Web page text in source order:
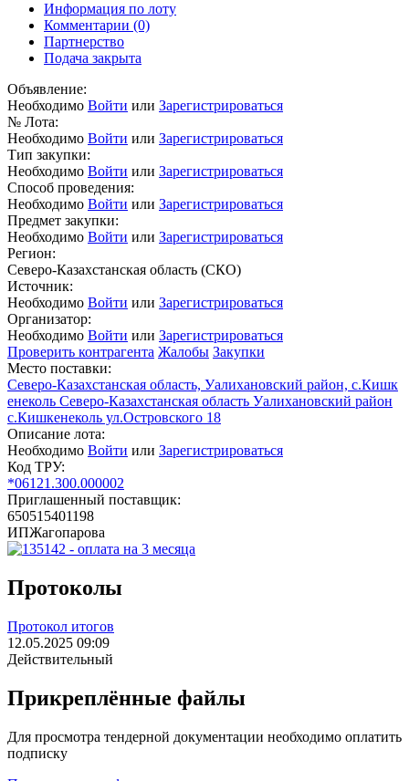
Информация по лоту
Комментарии (0)
Партнерство
Подача закрыта
Объявление:
Необходимо Войти или Зарегистрироваться
№ Лота:
Необходимо Войти или Зарегистрироваться
Тип закупки:
Необходимо Войти или Зарегистрироваться
Способ проведения:
Необходимо Войти или Зарегистрироваться
Предмет закупки:
Необходимо Войти или Зарегистрироваться
Регион:
Северо-Казахстанская область (СКО)
Источник:
Необходимо Войти или Зарегистрироваться
Организатор:
Необходимо Войти или Зарегистрироваться
Проверить контрагента Жалобы Закупки
Место поставки:
Северо-Казахстанская область, Уалихановский район, с.Кишк
енеколь Северо-Казахстанская область Уалихановский район
с.Кишкенеколь ул.Островского 18
Описание лота:
Необходимо Войти или Зарегистрироваться
Код ТРУ:
*06121.300.000002
Приглашенный поставщик:
650515401198
ИПЖагопарова
Протоколы
Протокол итогов
12.05.2025 09:09
Действительный
Прикреплённые файлы
Для просмотра тендерной документации необходимо оплатить
подписку